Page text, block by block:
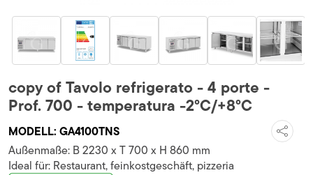
copy of Tavolo refrigerato - 4 porte -
Prof. 700 - temperatura -2°C/+8°C
MODELL: GA4100TNS
Außenmaße: B 2230 x T 700 x H 860 mm
Ideal für: Restaurant, feinkostgeschäft, pizzeria